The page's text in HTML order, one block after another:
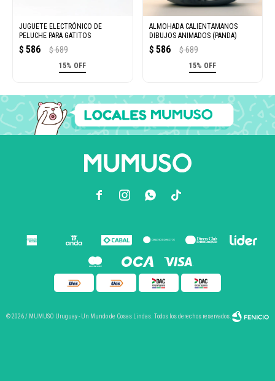
JUGUETE ELECTRÓNICO DE
PELUCHE PARA GATITOS
$ 586 $ 689
15% OFF
ALMOHADA CALIENTAMANOS
DIBUJOS ANIMADOS (PANDA)
$ 586 $ 689
15% OFF
  
© 2026 / MUMUSO Uruguay - Un Mundo de Cosas Lindas. Todos los derechos reservados.